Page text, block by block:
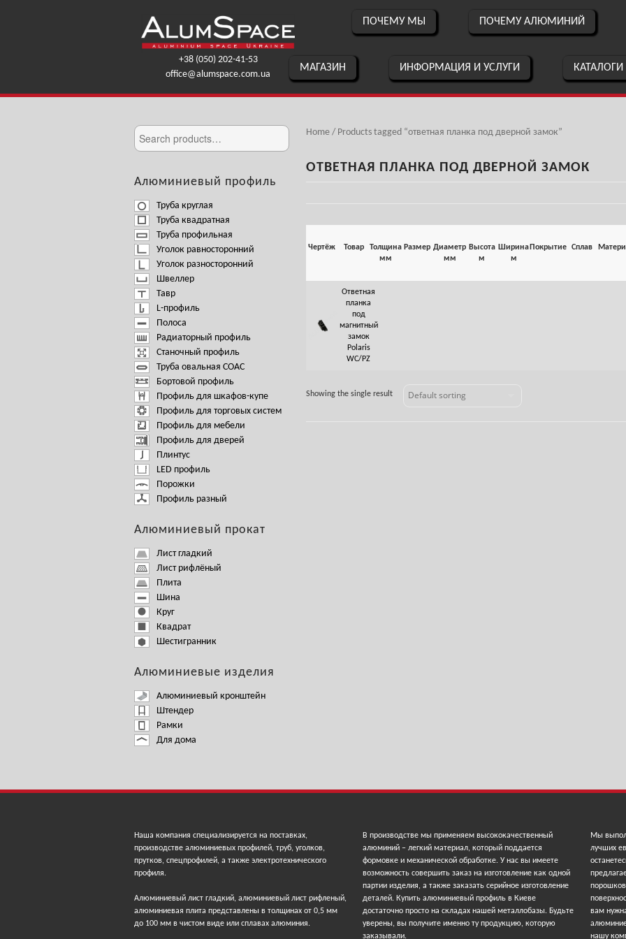
+38 (050) 202-41-53
office@alumspace.com.ua
ПОЧЕМУ МЫ ПОЧЕМУ АЛЮМИНИЙ
МАГАЗИН ИНФОРМАЦИЯ И УСЛУГИ КАТАЛОГИ
Алюминиевый профиль
Труба круглая
Труба квадратная
Труба профильная
Уголок равносторонний
Уголок разносторонний
Швеллер
Тавр
L-профиль
Полоса
Радиаторный профиль
Станочный профиль
Труба овальная СОАС
Бортовой профиль
Профиль для шкафов-купе
Профиль для торговых систем
Профиль для мебели
Профиль для дверей
Плинтус
LED профиль
Порожки
Профиль разный
Алюминиевый прокат
Лист гладкий
Лист рифлёный
Плита
Шина
Круг
Квадрат
Шестигранник
Алюминиевые изделия
Алюминиевый кронштейн
Штендер
Рамки
Для дома
Home / Products tagged “ответная планка под дверной замок”
ОТВЕТНАЯ ПЛАНКА ПОД ДВЕРНОЙ ЗАМОК
Showing the single result
Чертёж Товар
Толщина
мм
Размер Диаметр
мм
Высота
м
Ширина
м
Покрытие Сплав
Ответная
планка
под
магнитный
замок
Polaris
WC/PZ
Наша компания специализируется на поставках,
производстве алюминиевых профилей, труб, уголков,
прутков, спецпрофилей, а также электротехнического
профиля.
Алюминиевый лист гладкий, алюминиевый лист рифленый,
алюминиевая плита представлены в толщинах от 0,5 мм
до 100 мм в чистом виде или сплавах алюминия.
В производстве мы применяем высококачественный
алюминий – легкий материал, который поддается
формовке и механической обработке. У нас вы имеете
возможность совершить заказ на изготовление как одной
партии изделия, а также заказать серийное изготовление
деталей. Купить алюминиевый профиль в Киеве
достаточно просто на складах нашей металлобазы. Будьте
уверены, вы получите именно ту продукцию, которую
заказывали.
Мы
лучших
вам
нашу